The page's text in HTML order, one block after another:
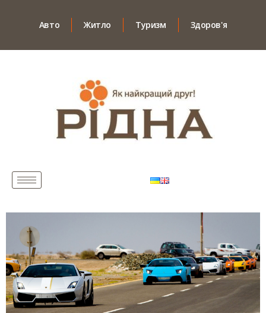
Авто Житло Туризм Здоров'я